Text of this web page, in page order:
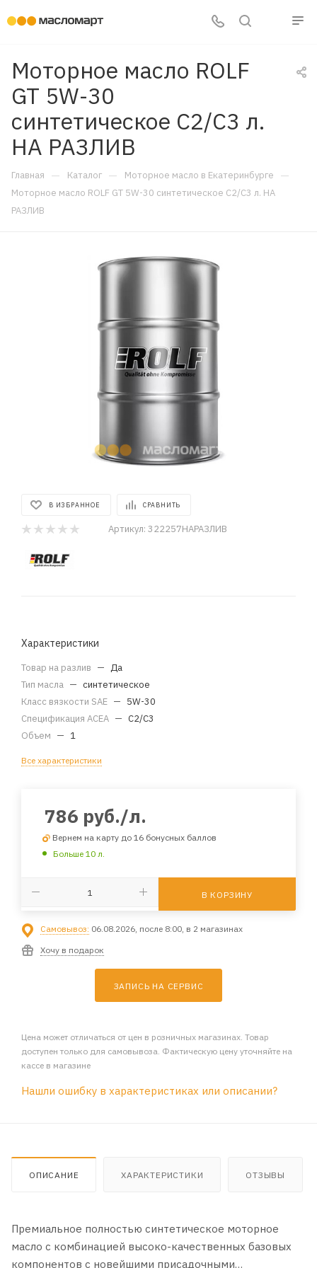
Моторное масло ROLF
GT 5W-30
синтетическое C2/C3 л.
НА РАЗЛИВ
Главная — Каталог — Моторное масло в Екатеринбурге —
Моторное масло ROLF GT 5W-30 синтетическое C2/C3 л. НА
РАЗЛИВ
В ИЗБРАННОЕ СРАВНИТЬ
Артикул: 322257НАРАЗЛИВ
Характеристики
Товар на разлив — Да
Тип масла — синтетическое
Класс вязкости SAE — 5W-30
Спецификация ACEA — C2/C3
Объем — 1
Все характеристики
786 руб./л.
Вернем на карту до 16 бонусных баллов
Больше 10 л.
В КОРЗИНУ
Самовывоз: 06.08.2026, после 8:00, в 2 магазинах
Хочу в подарок
ЗАПИСЬ НА СЕРВИС
Цена может отличаться от цен в розничных магазинах. Товар
доступен только для самовывоза. Фактическую цену уточняйте на
кассе в магазине
Нашли ошибку в характеристиках или описании?
ОПИСАНИЕ ХАРАКТЕРИСТИКИ ОТЗЫВЫ
Премиальное полностью синтетическое моторное
масло с комбинацией высоко-качественных базовых
компонентов с новейшими присадочными